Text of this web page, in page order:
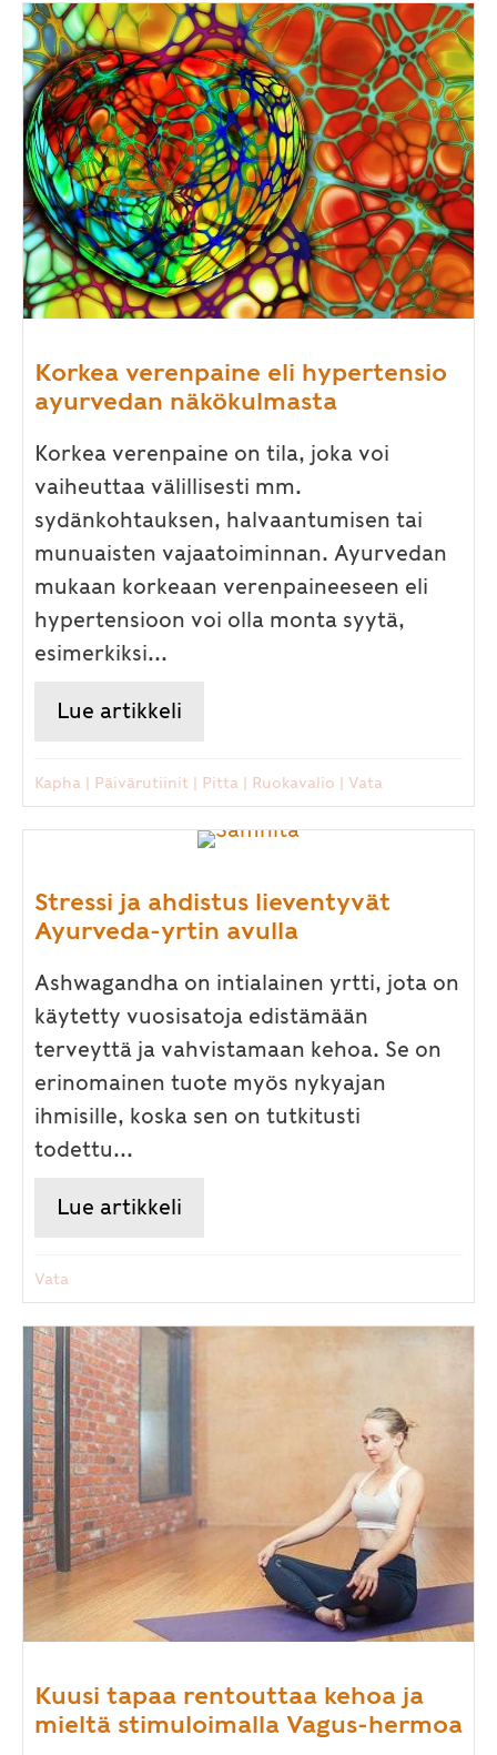
Korkea verenpaine eli hypertensio
ayurvedan näkökulmasta
Korkea verenpaine on tila, joka voi
vaiheuttaa välillisesti mm.
sydänkohtauksen, halvaantumisen tai
munuaisten vajaatoiminnan. Ayurvedan
mukaan korkeaan verenpaineeseen eli
hypertensioon voi olla monta syytä,
esimerkiksi...
Lue artikkeli
Kapha | Päivärutiinit | Pitta | Ruokavalio | Vata
Stressi ja ahdistus lieventyvät
Ayurveda-yrtin avulla
Ashwagandha on intialainen yrtti, jota on
käytetty vuosisatoja edistämään
terveyttä ja vahvistamaan kehoa. Se on
erinomainen tuote myös nykyajan
ihmisille, koska sen on tutkitusti
todettu...
Lue artikkeli
Vata
Kuusi tapaa rentouttaa kehoa ja
mieltä stimuloimalla Vagus-hermoa